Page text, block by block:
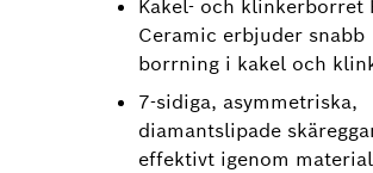
Kakel- och klinkerborret
Ceramic erbjuder snabb
borrning i kakel och
7-sidiga, asymmetriska,
diamantslipade
effektivt igenom